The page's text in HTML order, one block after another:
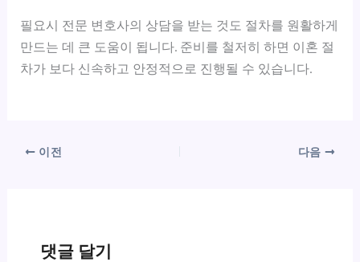
필요시 전문 변호사의 상담을 받는 것도 절차를 원활하게
만드는 데 큰 도움이 됩니다. 준비를 철저히 하면 이혼 절
차가 보다 신속하고 안정적으로 진행될 수 있습니다.
이전 다음
댓글 달기